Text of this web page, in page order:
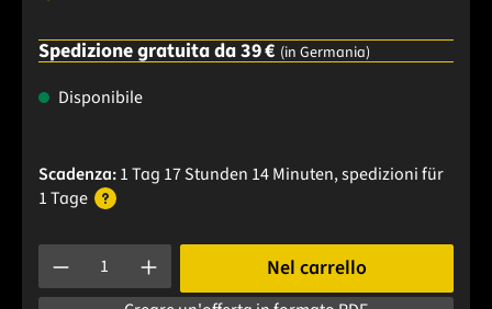
Spedizione gratuita da 39 € (in Germania)
Disponibile
Scadenza:1 Tag 17 Stunden 14 Minuten, spedizionifür
1 Tage
Quantità del prodotto: inserisci la quantità desiderata o
Nel carrello